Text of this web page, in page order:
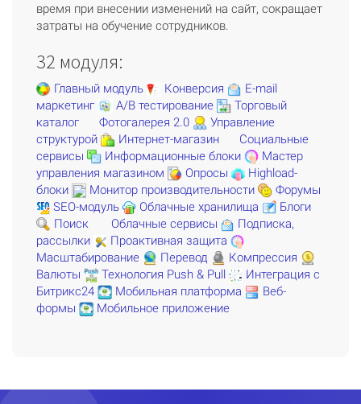
время при внесении изменений на сайт, сокращает
затраты на обучение сотрудников.
32 модуля:
Главный модуль Конверсия
E-mail
маркетинг
A/B тестирование
Торговый
каталог
Фотогалерея 2.0
Управление
структурой
Интернет-магазин
Социальные
сервисы
Информационные блоки
Мастер
управления магазином
Опросы
Highload-
блоки
Монитор производительности
Форумы
SEO-модуль
Облачные хранилища
Блоги
Поиск
Облачные сервисы
Подписка,
рассылки
Проактивная защита
Масштабирование
Перевод
Компрессия
Валюты
Технология Push & Pull
Интеграция с
Битрикс24
Мобильная платформа
Веб-
формы
Мобильное приложение